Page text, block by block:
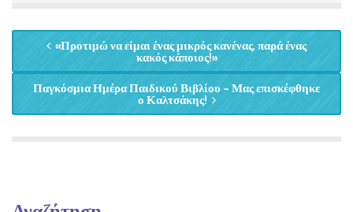
«Προτιμώ να είμαι ένας μικρός κανένας, παρά ένας
κακός κάποιος!»
Παγκόσμια Ημέρα Παιδικού Βιβλίου – Μας επισκέφθηκε
ο Καλτσάκης!